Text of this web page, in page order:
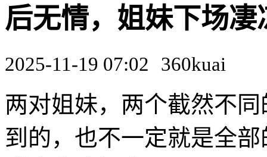
后无情，姐妹下场凄
2025-11-19 07:02 360kuai
两对姐妹，两个截然不
到的，也不一定就是全